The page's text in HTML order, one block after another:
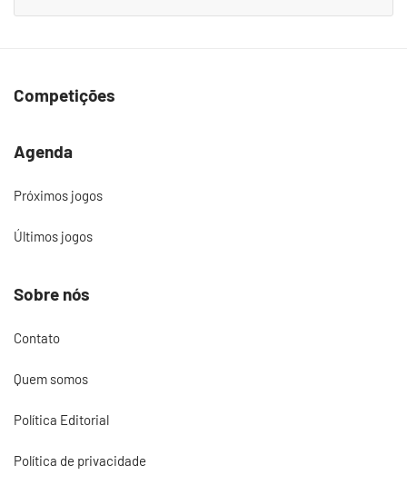
Competições
Agenda
Próximos jogos
Últimos jogos
Sobre nós
Contato
Quem somos
Política Editorial
Política de privacidade